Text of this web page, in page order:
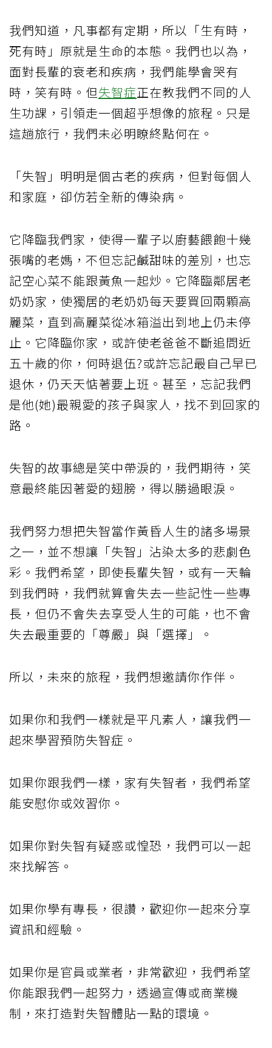
我們知道，凡事都有定期，所以「生有時，
死有時」原就是生命的本態。我們也以為，
面對長輩的衰老和疾病，我們能學會哭有
時，笑有時。但失智症正在教我們不同的人
生功課，引領走一個超乎想像的旅程。只是
這趟旅行，我們未必明瞭終點何在。
「失智」明明是個古老的疾病，但對每個人
和家庭，卻仿若全新的傳染病。
它降臨我們家，使得一輩子以廚藝餵飽十幾
張嘴的老媽，不但忘記鹹甜味的差別，也忘
記空心菜不能跟黃魚一起炒。它降臨鄰居老
奶奶家，使獨居的老奶奶每天要買回兩顆高
麗菜，直到高麗菜從冰箱溢出到地上仍未停
止。它降臨你家，或許使老爸爸不斷追問近
五十歲的你，何時退伍?或許忘記最自己早已
退休，仍天天惦著要上班。甚至，忘記我們
是他(她)最親愛的孩子與家人，找不到回家的
路。
失智的故事總是笑中帶淚的，我們期待，笑
意最終能因著愛的翅膀，得以勝過眼淚。
我們努力想把失智當作黃昏人生的諸多場景
之一，並不想讓「失智」沾染太多的悲劇色
彩。我們希望，即使長輩失智，或有一天輪
到我們時，我們就算會失去一些記性一些專
長，但仍不會失去享受人生的可能，也不會
失去最重要的「尊嚴」與「選擇」。
所以，未來的旅程，我們想邀請你作伴。
如果你和我們一樣就是平凡素人，讓我們一
起來學習預防失智症。
如果你跟我們一樣，家有失智者，我們希望
能安慰你或效習你。
如果你對失智有疑惑或惶恐，我們可以一起
來找解答。
如果你學有專長，很讚，歡迎你一起來分享
資訊和經驗。
如果你是官員或業者，非常歡迎，我們希望
你能跟我們一起努力，透過宣傳或商業機
制，來打造對失智體貼一點的環境。